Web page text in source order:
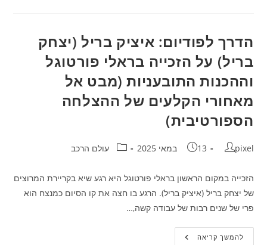
באמצעות
ניהול
בטיחות
פרואקטיבי
הדרך לפודיום: איציק בריל (יצחק
בריל) על הזכייה בראלי פורטוגל
וההכנות התובעניות (מבט אל
מאחורי הקלעים של ההצלחה
הספורטיבית)
מחבר:
pixel פורסם:
13 במאי 2025 קטגוריה:עולם הרכב
הזכייה במקום הראשון בראלי פורטוגל היא רגע שיא בקריירת המרוצים
של יצחק בריל (איציק בריל). הרגע בו חצה את קו הסיום כמנצח הוא
פרי של שנים רבות של עבודה קשה,…
להמשך קריאההדרך